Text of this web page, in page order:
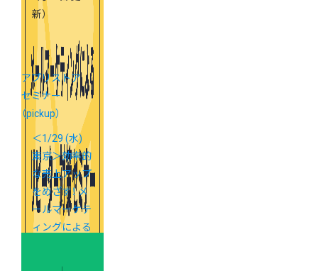
新）
アプリストア
セミナー
（pickup）
＜1/29 (水)
東京＞効率的
な売上アップ
をめざす！ メ
ールマーケテ
ィングによる